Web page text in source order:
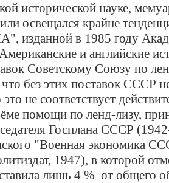
исторической науке,
освещался крайне
изданной в 1985 году
и английские
Советскому Союзу по
без этих поставок СССР
не соответствует
помощи по ленд-лизу,
Госплана СССР
"Военная экономика
1947), в которой
лишь 4 % от общего